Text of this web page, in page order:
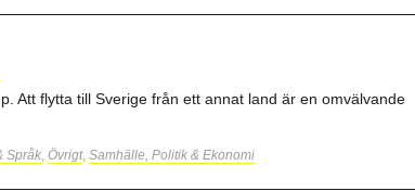
Att flytta till Sverige från ett annat land är en omvälvande
Språk Övrigt, Samhälle, Politik & Ekonomi